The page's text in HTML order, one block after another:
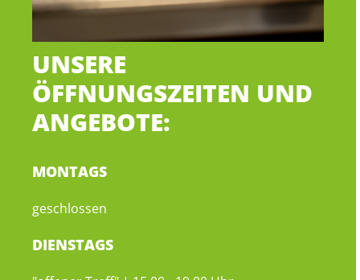
UNSERE
ÖFFNUNGSZEITEN UND
ANGEBOTE:
MONTAGS
geschlossen
DIENSTAGS